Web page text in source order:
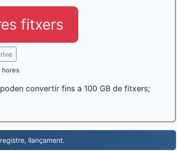
fitxers
hores
convertir fins a 100 GB de fitxers;
llançament.